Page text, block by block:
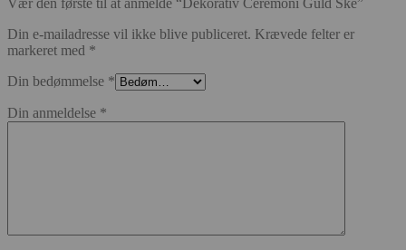
Din e-mailadresse vil ikke blive publiceret. Krævede felter er
markeret med *
Din bedømmelse *
Din anmeldelse *